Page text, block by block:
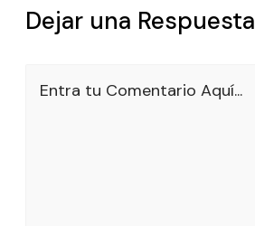
Dejar una Respuesta
Entra tu Comentario Aquí...